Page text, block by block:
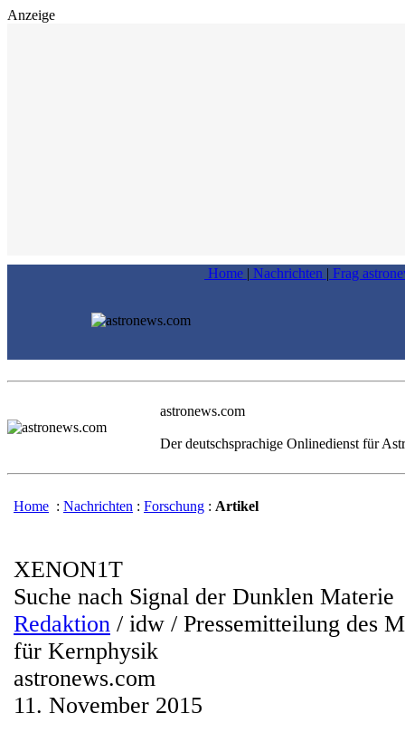
Anzeige
Home | Nachrichten | Frag
astronews.com
Der deutschsprachige Onlinedienst für
Home : Nachrichten : Forschung : Artikel
XENON1T
Suche nach Signal der Dunklen Materie
Redaktion / idw / Pressemitteilung des
für Kernphysik
astronews.com
11. November 2015